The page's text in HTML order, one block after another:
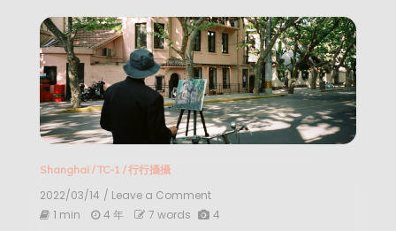
Shanghai/TC-1 /行行攝攝
2022/03/14 / Leave a Commenton
【TC-
1 min 4 年 7 words 4